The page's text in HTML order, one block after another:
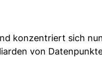
konzentriert sich
von